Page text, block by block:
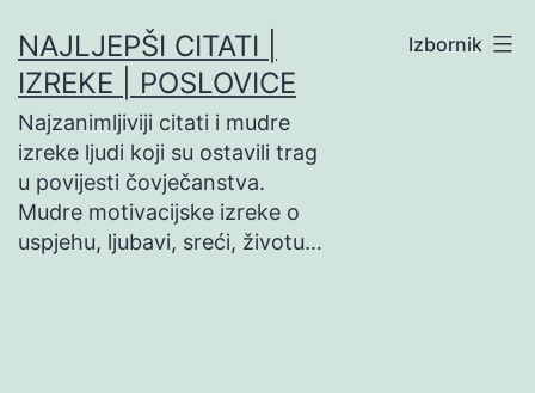
na
sadržaj
NAJLJEPŠI CITATI |
IZREKE | POSLOVICE
Najzanimljiviji citati i mudre
izreke ljudi koji su ostavili trag
u povijesti čovječanstva.
Mudre motivacijske izreke o
uspjehu, ljubavi, sreći, životu…
Izbornik